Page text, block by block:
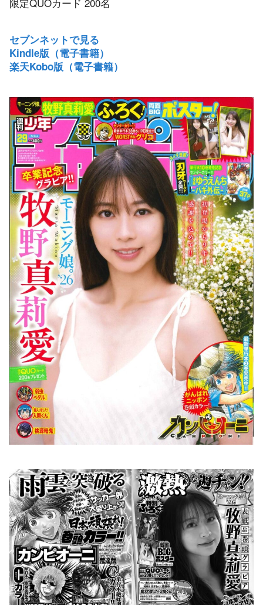
セブンネットで見る
Kindle版（電子書籍）
楽天Kobo版（電子書籍）